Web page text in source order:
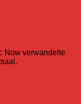
Now verwandelte